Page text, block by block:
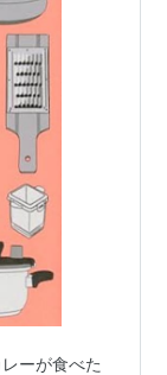
ーが食べた